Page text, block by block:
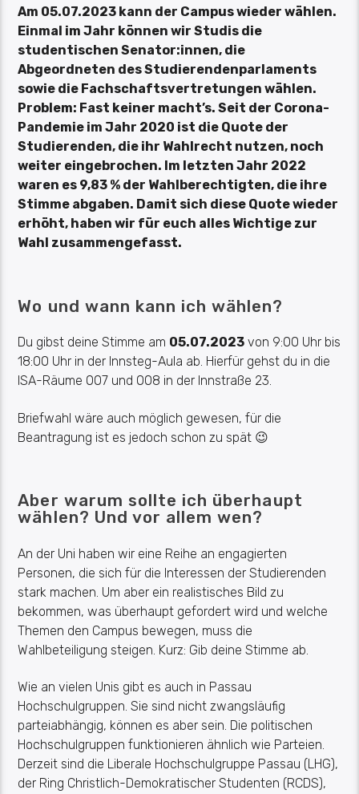
Am 05.07.2023 kann der Campus wieder wählen.
Einmal im Jahr können wir Studis die
studentischen Senator:innen, die
Abgeordneten des Studierendenparlaments
sowie die Fachschaftsvertretungen wählen.
Problem: Fast keiner macht’s. Seit der Corona-
Pandemie im Jahr 2020 ist die Quote der
Studierenden, die ihr Wahlrecht nutzen, noch
weiter eingebrochen. Im letzten Jahr 2022
waren es 9,83 % der Wahlberechtigten, die ihre
Stimme abgaben. Damit sich diese Quote wieder
erhöht, haben wir für euch alles Wichtige zur
Wahl zusammengefasst.
Wo und wann kann ich wählen?
Du gibst deine Stimme am 05.07.2023 von 9:00 Uhr bis
18:00 Uhr in der Innsteg-Aula ab. Hierfür gehst du in die
ISA-Räume 007 und 008 in der Innstraße 23.
Briefwahl wäre auch möglich gewesen, für die
Beantragung ist es jedoch schon zu spät 😉
Aber warum sollte ich überhaupt
wählen? Und vor allem wen?
An der Uni haben wir eine Reihe an engagierten
Personen, die sich für die Interessen der Studierenden
stark machen. Um aber ein realistisches Bild zu
bekommen, was überhaupt gefordert wird und welche
Themen den Campus bewegen, muss die
Wahlbeteiligung steigen. Kurz: Gib deine Stimme ab.
Wie an vielen Unis gibt es auch in Passau
Hochschulgruppen. Sie sind nicht zwangsläufig
parteiabhängig, können es aber sein. Die politischen
Hochschulgruppen funktionieren ähnlich wie Parteien.
Derzeit sind die Liberale Hochschulgruppe Passau (LHG),
der Ring Christlich-Demokratischer Studenten (RCDS),